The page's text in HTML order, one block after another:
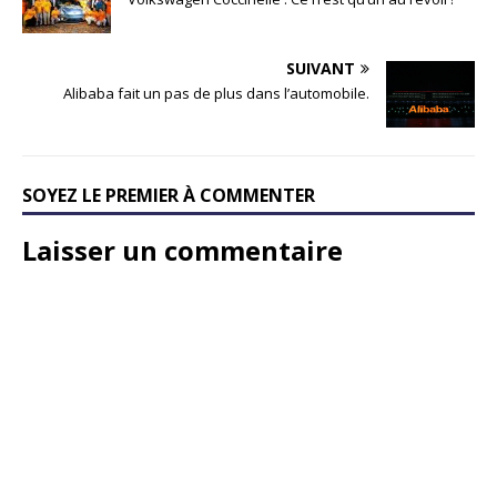
SUIVANT
Alibaba fait un pas de plus dans l’automobile.
SOYEZ LE PREMIER À COMMENTER
Laisser un commentaire